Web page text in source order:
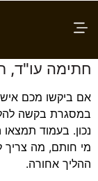
תגית:
בקשה
חתימה עו"ד,
אם ביקשו מכם
במסגרת בקשה
נכון. בעמוד
מי חותם, מה צריך
ההליך אחורה.